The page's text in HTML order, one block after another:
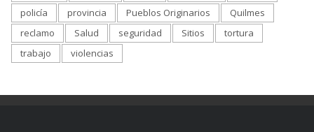
policía
provincia Pueblos Originarios
Quilmes
reclamo
Salud seguridad Sitios
tortura
trabajo
violencias